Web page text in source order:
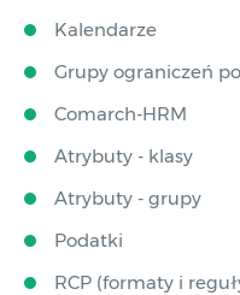
Kalendarze
Grupy ograniczeń
Comarch-HRM
Atrybuty - klasy
Atrybuty - grupy
Podatki
RCP (formaty i